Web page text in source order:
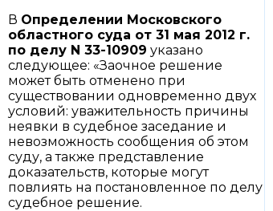
В Определении Московского
областного суда от 31 мая 2012 г.
по делу N 33-10909 указано
следующее: «Заочное решение
может быть отменено при
существовании одновременно двух
условий: уважительность причины
неявки в судебное заседание и
невозможность сообщения об этом
суду, а также представление
доказательств, которые могут
повлиять на постановленное по делу
судебное решение.